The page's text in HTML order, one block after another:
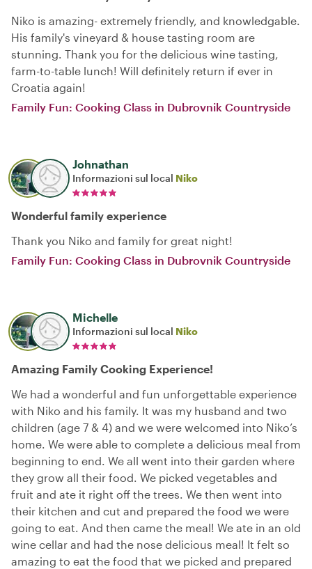
Niko is amazing- extremely friendly, and knowledgable.
His family's vineyard & house tasting room are
stunning. Thank you for the delicious wine tasting,
farm-to-table lunch! Will definitely return if ever in
Croatia again!
Family Fun: Cooking Class in Dubrovnik Countryside
Johnathan
Informazioni sul local Niko
Wonderful family experience
Thank you Niko and family for great night!
Family Fun: Cooking Class in Dubrovnik Countryside
Michelle
Informazioni sul local Niko
Amazing Family Cooking Experience!
We had a wonderful and fun unforgettable experience
with Niko and his family. It was my husband and two
children (age 7 & 4) and we were welcomed into Niko’s
home. We were able to complete a delicious meal from
beginning to end. We all went into their garden where
they grow all their food. We picked vegetables and
fruit and ate it right off the trees. We then went into
their kitchen and cut and prepared the food we were
going to eat. And then came the meal! We ate in an old
wine cellar and had the nose delicious meal! It felt so
amazing to eat the food that we picked and prepared